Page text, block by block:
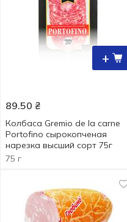
+
89.50 ₴
Колбаса Gremio de la carne
Portofino сырокопченая
нарезка высший сорт 75г
75 г